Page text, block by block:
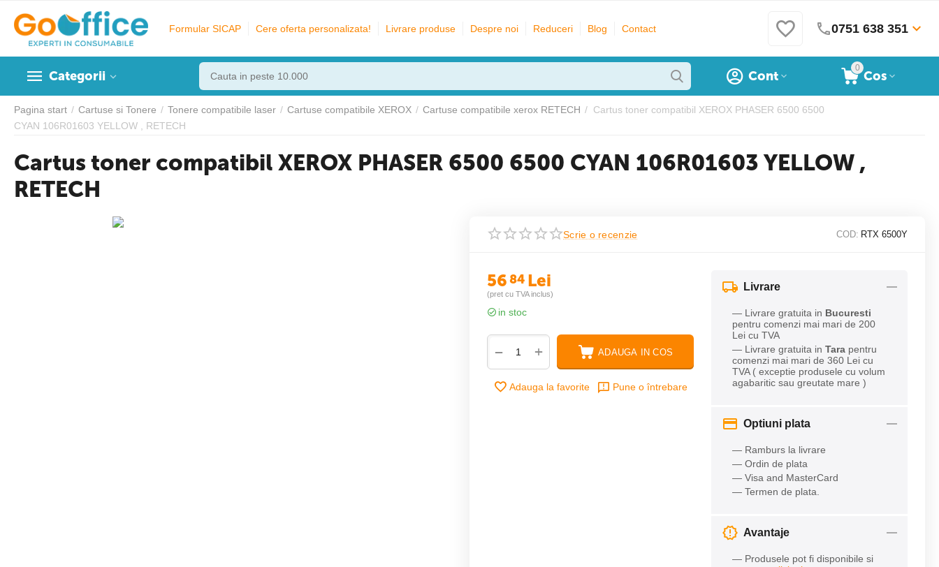
Formular SICAP Cere oferta personalizata! Livrare produse Despre noi Reduceri Blog Contact 0751 638 351
Categorii
0
Cos
Cont
Pagina start / Cartuse si Tonere / Tonere compatibile laser / Cartuse compatibile XEROX / Cartuse compatibile xerox RETECH / Cartus toner compatibil XEROX PHASER 6500 6500
CYAN 106R01603 YELLOW , RETECH
Cartus toner compatibil XEROX PHASER 6500 6500 CYAN 106R01603 YELLOW ,
RETECH
Scrie o recenzie COD: RTX 6500Y
5684 Lei
(pret cu TVA inclus)
in stoc
+
− ADAUGA IN COS
Adauga la favorite Pune o întrebare
Livrare
— Livrare gratuita in Bucuresti
pentru comenzi mai mari de 200
Lei cu TVA
— Livrare gratuita in Tara pentru
comenzi mai mari de 360 Lei cu
TVA ( exceptie produsele cu volum
agabaritic sau greutate mare )
Optiuni plata
— Ramburs la livrare
— Ordin de plata
— Visa and MasterCard
— Termen de plata.
Avantaje
— Produsele pot fi disponibile si